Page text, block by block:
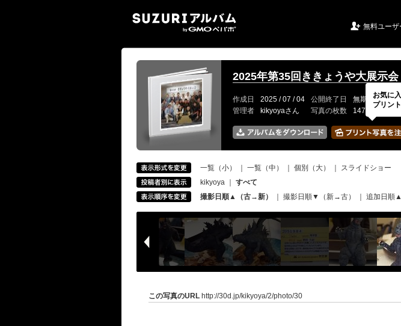
 無料ユーザ
2025年第35回ききょうや大展示会
作成日 2025 / 07 / 04 公開終了日 無期限
管理者
kikyoyaさん 写真の枚数 147 / 150枚
一覧（小） 一覧（中） 個別（大）
スライドショー
kikyoya
すべて
撮影日順▲（古→新）
撮影日順▼（新→古） 追加日順
この写真のURL http://30d.jp/kikyoya/2/photo/30
お気に
プリン